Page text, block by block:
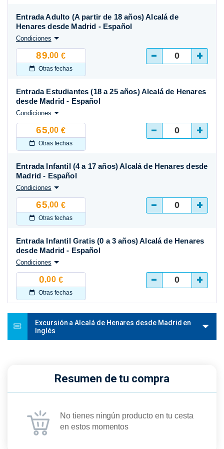
89,00 €
Otras fechas
Entrada Adulto (A partir de 18 años) Alcalá de
Henares desde Madrid - Español
Condiciones
- +
65,00 €
Otras fechas
Entrada Estudiantes (18 a 25 años) Alcalá de Henares
desde Madrid - Español
Condiciones
- +
65,00 €
Otras fechas
Entrada Infantil (4 a 17 años) Alcalá de Henares desde
Madrid - Español
Condiciones
- +
0,00 €
Otras fechas
Entrada Infantil Gratis (0 a 3 años) Alcalá de Henares
desde Madrid - Español
Condiciones
- +
Excursión a Alcalá de Henares desde Madrid en
Inglés
Resumen de tu compra
No tienes ningún producto en tu cesta
en estos momentos